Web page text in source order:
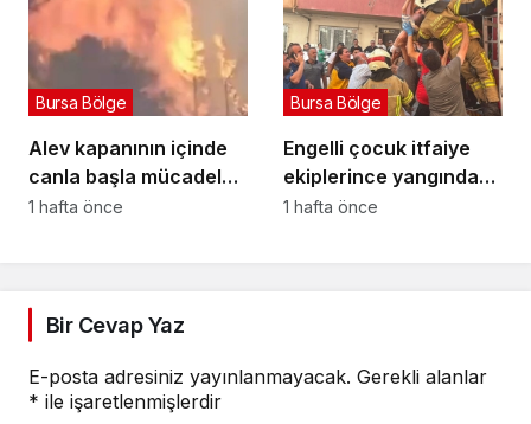
Alev kapanının içinde
canla başla mücadele
ettiler:
Bursa Bölge
1 hafta önce
Engelli çocuk itfaiye
ekiplerince yangından
kurtarıldı
Bursa Bölge
1 hafta önce
Bir Cevap Yaz
E-posta adresiniz yayınlanmayacak. Gerekli alanlar
* ile işaretlenmişlerdir